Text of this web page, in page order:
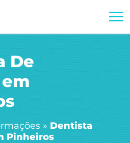
De
» Dentista
Pinheiros